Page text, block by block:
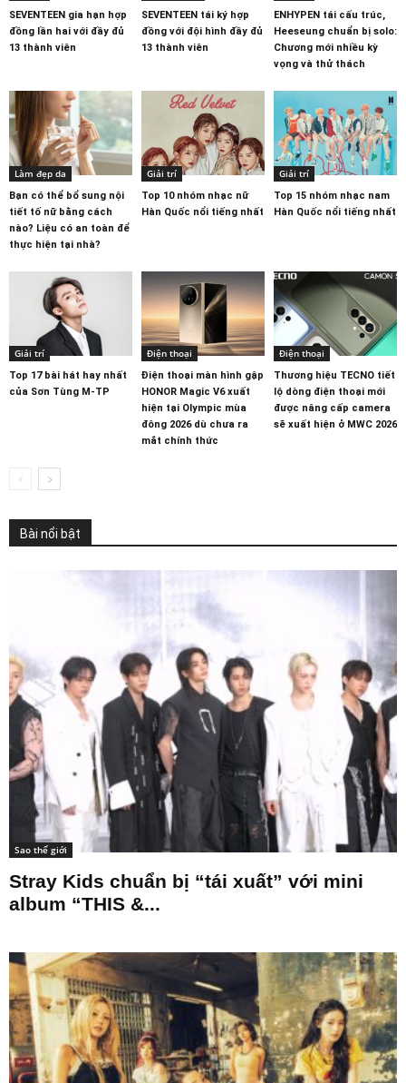
SEVENTEEN gia hạn hợp
đồng lần hai với đầy đủ
13 thành viên
SEVENTEEN tái ký hợp
đồng với đội hình đầy đủ
13 thành viên
ENHYPEN tái cấu trúc,
Heeseung chuẩn bị solo:
Chương mới nhiều kỳ
vọng và thử thách
Làm đẹp da
Bạn có thể bổ sung nội
tiết tố nữ bằng cách
nào? Liệu có an toàn để
thực hiện tại nhà?
Giải trí
Top 10 nhóm nhạc nữ
Hàn Quốc nổi tiếng nhất
Giải trí
Top 15 nhóm nhạc nam
Hàn Quốc nổi tiếng nhất
Giải trí
Top 17 bài hát hay nhất
của Sơn Tùng M-TP
Điện thoại
Điện thoại màn hình gập
HONOR Magic V6 xuất
hiện tại Olympic mùa
đông 2026 dù chưa ra
mắt chính thức
Điện thoại
Thương hiệu TECNO tiết
lộ dòng điện thoại mới
được nâng cấp camera
sẽ xuất hiện ở MWC 2026
Bài nổi bật
Sao thế giới
Stray Kids chuẩn bị “tái xuất” với mini
album “THIS &...